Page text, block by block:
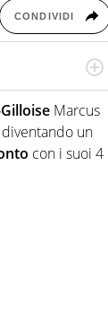
CONDIVIDI
è con la
HaBaWaBa, il
Marcus
un
con i suoi 4